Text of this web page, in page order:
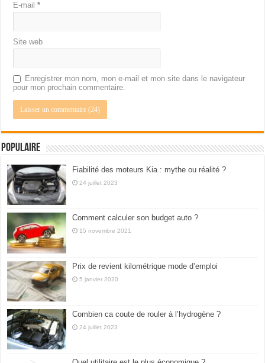
E-mail*
Site web
Enregistrer mon nom, mon e-mail et mon site dans le navigateur
pour mon prochain commentaire.
Populaire
Fiabilité des moteurs Kia : mythe ou réalité ?
24 juillet 2023
Comment calculer son budget auto ?
15 novembre 2021
Prix de revient kilométrique mode d’emploi
5 janvier 2020
Combien ca coute de rouler à l’hydrogène ?
24 juillet 2023